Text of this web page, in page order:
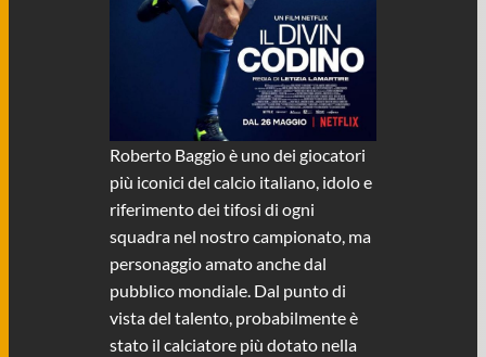
Roberto Baggio è uno dei giocatori
più iconici del calcio italiano, idolo e
riferimento dei tifosi di ogni
squadra nel nostro campionato, ma
personaggio amato anche dal
pubblico mondiale. Dal punto di
vista del talento, probabilmente è
stato il calciatore più dotato nella